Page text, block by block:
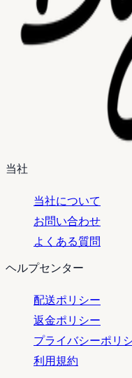
当社
当社について
お問い合わせ
よくある質問
ヘルプセンター
配送ポリシー
返金ポリシー
プライバシーポリ
利用規約